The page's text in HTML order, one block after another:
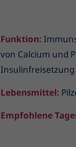
Funktion:
von Calcium und
Lebensmittel:
Empfohlene